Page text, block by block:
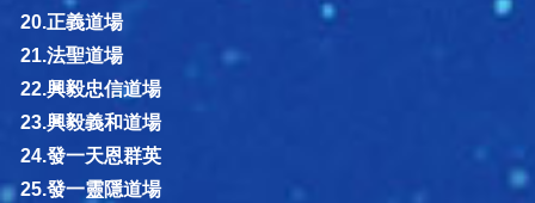
20.正義道場
21.法聖道場
22.興毅忠信道場
23.興毅義和道場
24.發一天恩群英
25.發一靈隱道場